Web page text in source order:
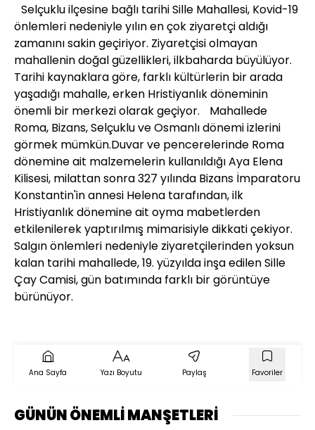
Selçuklu ilçesine bağlı tarihi Sille Mahallesi, Kovid-19
önlemleri nedeniyle yılın en çok ziyaretçi aldığı
zamanını sakin geçiriyor. Ziyaretçisi olmayan
mahallenin doğal güzellikleri, ilkbaharda büyülüyor.
Tarihi kaynaklara göre, farklı kültürlerin bir arada
yaşadığı mahalle, erken Hristiyanlık döneminin
önemli bir merkezi olarak geçiyor. Mahallede
Roma, Bizans, Selçuklu ve Osmanlı dönemi izlerini
görmek mümkün.Duvar ve pencerelerinde Roma
dönemine ait malzemelerin kullanıldığı Aya Elena
Kilisesi, milattan sonra 327 yılında Bizans İmparatoru
Konstantin'in annesi Helena tarafından, ilk
Hristiyanlık dönemine ait oyma mabetlerden
etkilenilerek yaptırılmış mimarisiyle dikkati çekiyor.
Salgın önlemleri nedeniyle ziyaretçilerinden yoksun
kalan tarihi mahallede, 19. yüzyılda inşa edilen Sille
Çay Camisi, gün batımında farklı bir görüntüye
bürünüyor.
Ana Sayfa Yazı Boyutu Paylaş Favoriler
GÜNÜN ÖNEMLİ MANŞETLERİ